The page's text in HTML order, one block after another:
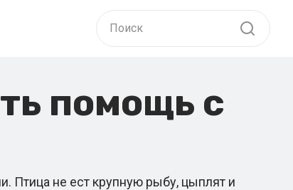
помощь с
Птица не ест крупную рыбу, цыплят и